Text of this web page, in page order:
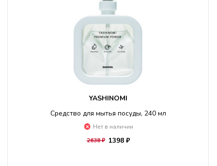
YASHINOMI
Средство для мытья посуды, 240 мл
Нет в наличии
2638 ₽ 1398 ₽